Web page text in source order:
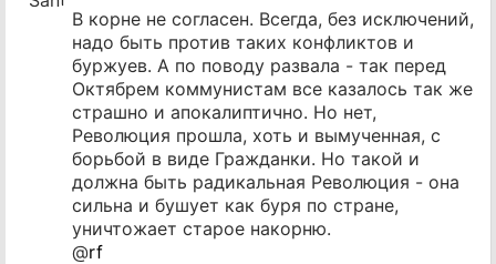
В корне не согласен. Всегда, без исключений,
надо быть против таких конфликтов и
буржуев. А по поводу развала - так перед
Октябрем коммунистам все казалось так же
страшно и апокалиптично. Но нет,
Революция прошла, хоть и вымученная, с
борьбой в виде Гражданки. Но такой и
должна быть радикальная Революция - она
сильна и бушует как буря по стране,
уничтожает старое накорню.
@rf